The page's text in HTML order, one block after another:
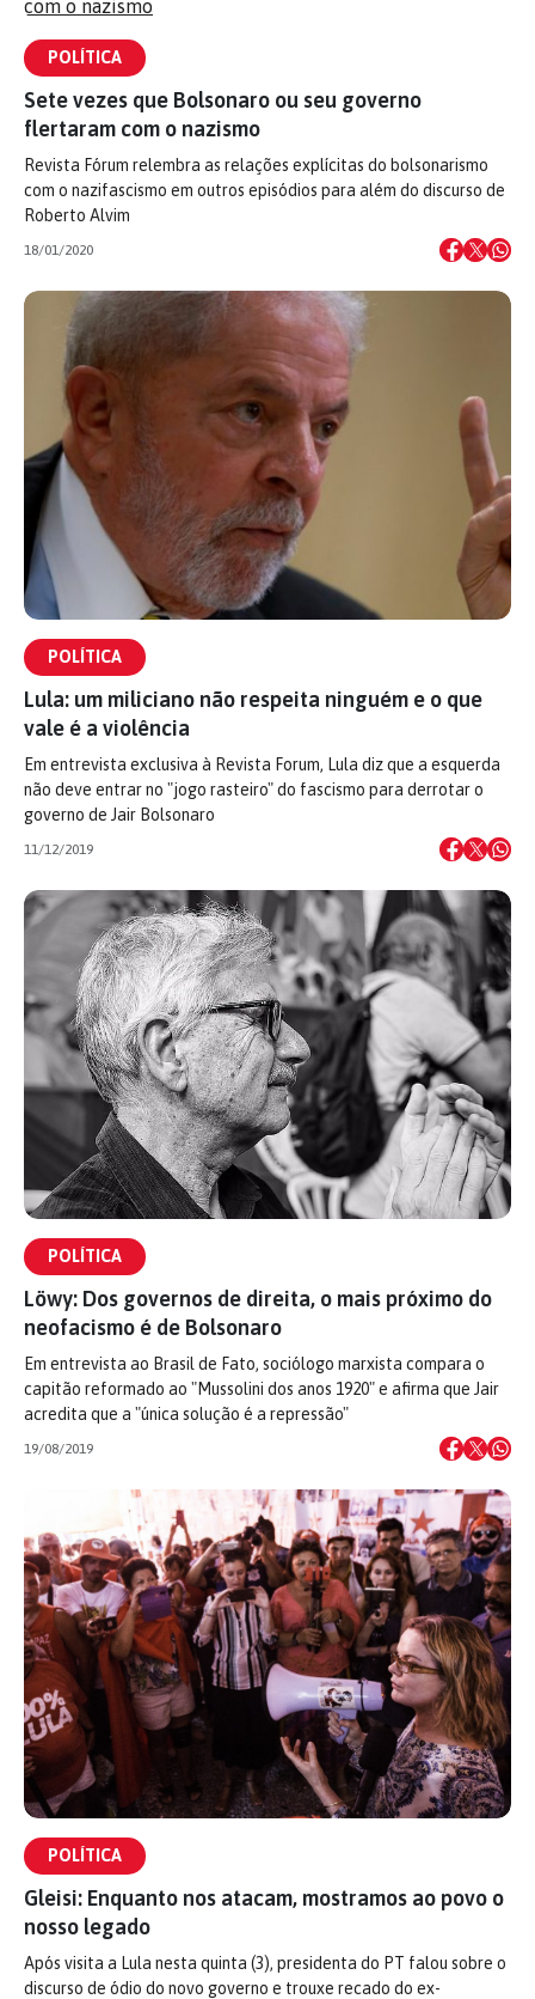
POLÍTICA
Sete vezes que Bolsonaro ou seu governo
flertaram com o nazismo
Revista Fórum relembra as relações explícitas do bolsonarismo
com o nazifascismo em outros episódios para além do discurso de
Roberto Alvim
18/01/2020
POLÍTICA
Lula: um miliciano não respeita ninguém e o que
vale é a violência
Em entrevista exclusiva à Revista Forum, Lula diz que a esquerda
não deve entrar no "jogo rasteiro" do fascismo para derrotar o
governo de Jair Bolsonaro
11/12/2019
POLÍTICA
Löwy: Dos governos de direita, o mais próximo do
neofacismo é de Bolsonaro
Em entrevista ao Brasil de Fato, sociólogo marxista compara o
capitão reformado ao "Mussolini dos anos 1920" e afirma que Jair
acredita que a "única solução é a repressão"
19/08/2019
POLÍTICA
Gleisi: Enquanto nos atacam, mostramos ao povo o
nosso legado
Após visita a Lula nesta quinta (3), presidenta do PT falou sobre o
discurso de ódio do novo governo e trouxe recado do ex-